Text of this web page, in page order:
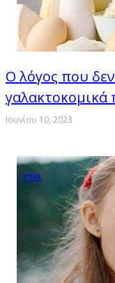
Ο λόγος που
γαλακτοκομικά
Ιουνίου 10, 2023
ΥΓΕΙΑ